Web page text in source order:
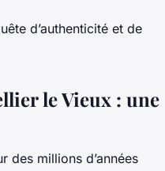
d’authenticité et de
le Vieux : une
des millions d’années